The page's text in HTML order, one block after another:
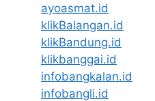
ayoasmat.id
klikBalangan.id
klikBandung.id
klikbanggai.id
infobangkalan.id
infobangli.id